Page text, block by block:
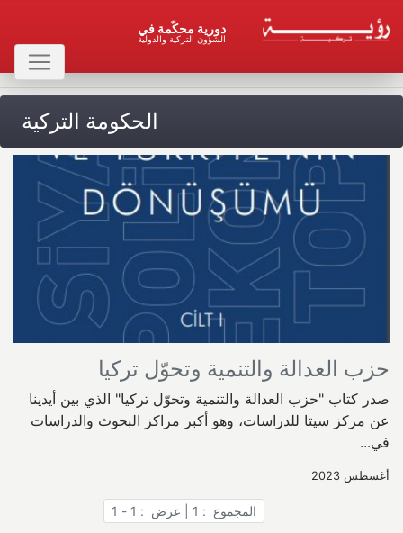
دورية محكّمة في
الشؤون التركية والدولية
الحكومة التركية
حزب العدالة والتنمية وتحوّل تركيا
صدر كتاب "حزب العدالة والتنمية وتحوّل تركيا" الذي بين أيدينا
عن مركز سيتا للدراسات، وهو أكبر مراكز البحوث والدراسات
في...
أغسطس 2023
المجموع : 1 | عرض : 1 - 1